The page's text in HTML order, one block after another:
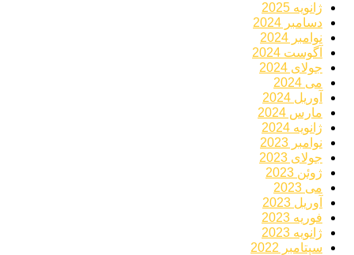
ژانویه 2025
دسامبر 2024
نوامبر 2024
آگوست 2024
جولای 2024
می 2024
آوریل 2024
مارس 2024
ژانویه 2024
نوامبر 2023
جولای 2023
ژوئن 2023
می 2023
آوریل 2023
فوریه 2023
ژانویه 2023
سپتامبر 2022